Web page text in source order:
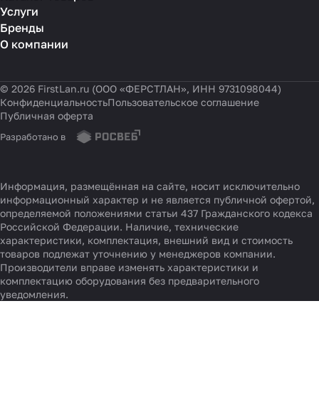
Каталог товаров
Услуги
Бренды
© 2026 FirstLan.ru (ООО «ФЕРСТЛАН», ИНН 9731098044)
Конфиденциальность
Публичная оферта
Информация, размещённая на сайте, носит исключительно
информационный характер и не является публичной офертой,
определяемой положениями статьи 437 Гражданского кодекса
Российской Федерации. Наличие, технические
характеристики, комплектация, внешний вид и стоимость
товаров подлежат уточнению у менеджеров компании.
Производители вправе изменять характеристики и
комплектацию оборудования без предварительного